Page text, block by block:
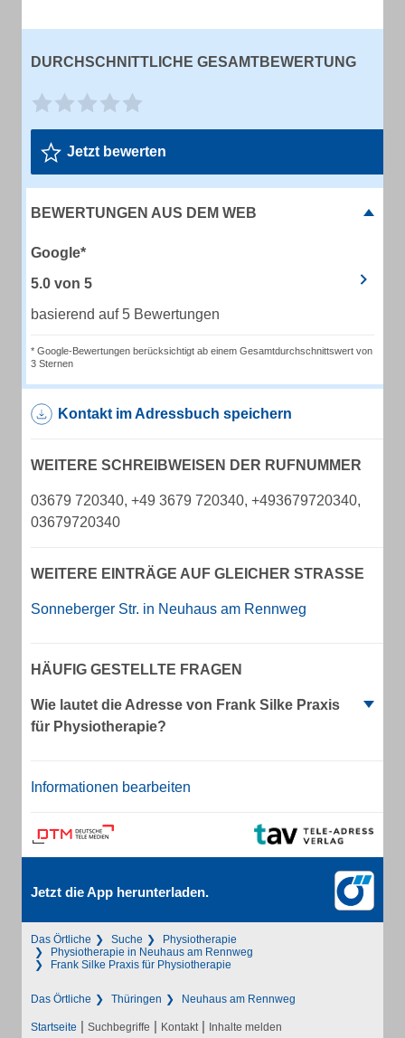
DURCHSCHNITTLICHE GESAMTBEWERTUNG
Jetzt bewerten
BEWERTUNGEN AUS DEM WEB
Google*
5.0 von 5
basierend auf 5 Bewertungen
* Google-Bewertungen berücksichtigt ab einem Gesamtdurchschnittswert von
3 Sternen
Kontakt im Adressbuch speichern
WEITERE SCHREIBWEISEN DER RUFNUMMER
03679 720340, +49 3679 720340, +493679720340,
03679720340
WEITERE EINTRÄGE AUF GLEICHER STRASSE
Sonneberger Str. in Neuhaus am Rennweg
HÄUFIG GESTELLTE FRAGEN
Wie lautet die Adresse von Frank Silke Praxis
für Physiotherapie?
Informationen bearbeiten
Jetzt die App herunterladen.
Das Örtliche Suche
Physiotherapie
Physiotherapie in Neuhaus am Rennweg
Frank Silke Praxis für Physiotherapie
Das Örtliche Thüringen Neuhaus am Rennweg
Startseite | Suchbegriffe | Kontakt | Inhalte melden